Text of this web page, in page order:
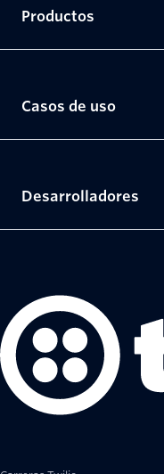
Productos
Casos de uso
Desarrolladores